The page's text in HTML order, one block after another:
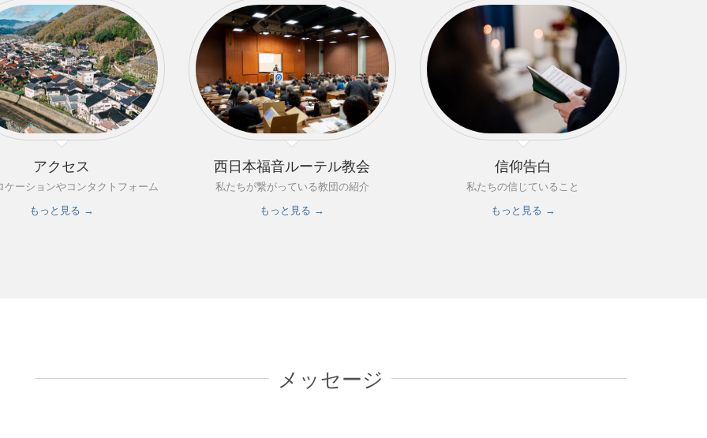
アクセス
ケーションやコンタクトフォーム
もっと見る →
西日本福音ルーテル教会
私たちが繋がっている教団の紹介
もっと見る →
信仰告白
私たちの信じていること
もっと見る →
メッセージ